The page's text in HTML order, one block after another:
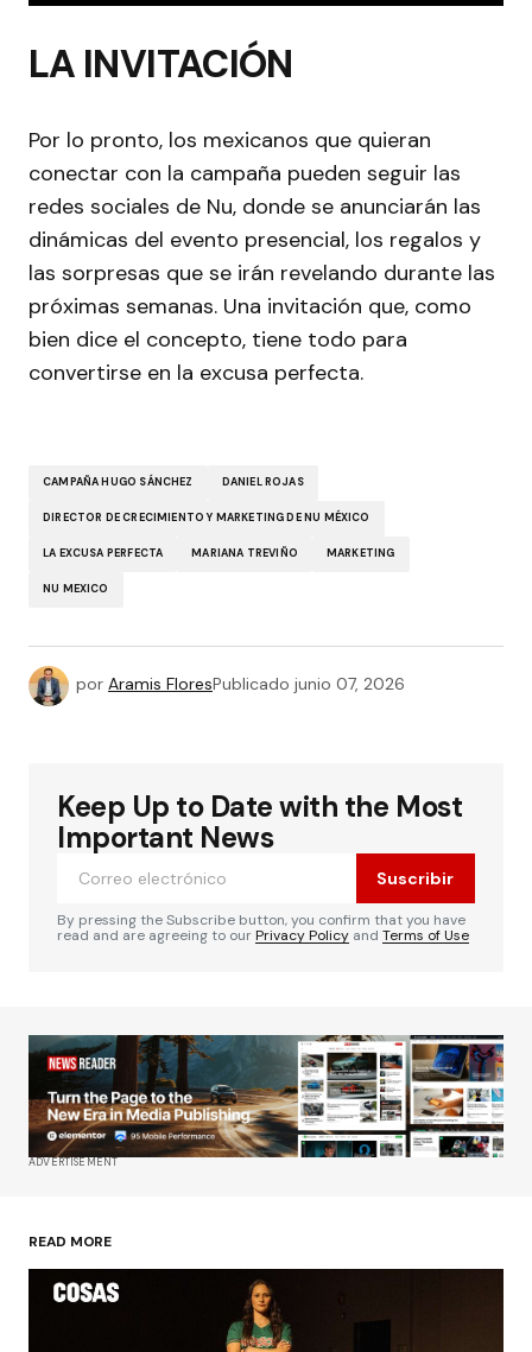
LA INVITACIÓN
Por lo pronto, los mexicanos que quieran
conectar con la campaña pueden seguir las
redes sociales de Nu, donde se anunciarán las
dinámicas del evento presencial, los regalos y
las sorpresas que se irán revelando durante las
próximas semanas. Una invitación que, como
bien dice el concepto, tiene todo para
convertirse en la excusa perfecta.
CAMPAÑA HUGO SÁNCHEZ DANIEL ROJAS
DIRECTOR DE CRECIMIENTO Y MARKETING DE NU MÉXICO
LA EXCUSA PERFECTA MARIANA TREVIÑO MARKETING
NU MEXICO
por Aramis FloresPublicado junio 07, 2026
Keep Up to Date with the Most
Important News
Suscribir
By pressing the Subscribe button, you confirm that you have
read and are agreeing to ourPrivacy Policy and Terms of Use
ADVERTISEMENT
READ MORE